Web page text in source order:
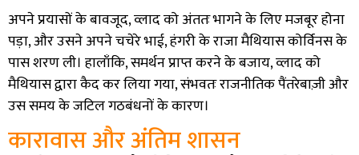
अपने प्रयासों के बावजूद, व्लाद को अंततः भागने के लिए मजबूर होना
पड़ा, और उसने अपने चचेरे भाई, हंगरी के राजा मैथियास कोर्विनस के
पास शरण ली। हालाँकि, समर्थन प्राप्त करने के बजाय, व्लाद को
मैथियास द्वारा कैद कर लिया गया, संभवतः राजनीतिक पैंतरेबाज़ी और
उस समय के जटिल गठबंधनों के कारण।
कारावास और अंतिम शासन